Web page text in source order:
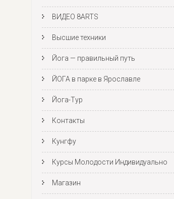
ВИДЕО 8ARTS
Высшие техники
Йога — правильный путь
ЙОГА в парке в Ярославле
Йога-Тур
Контакты
Кунгфу
Курсы Молодости Индивидуально
Магазин